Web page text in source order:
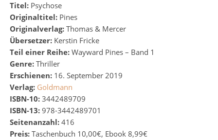
Titel: Psychose
Originaltitel: Pines
Originalverlag: Thomas & Mercer
Übersetzer: Kerstin Fricke
Teil einer Reihe: Wayward Pines – Band 1
Genre: Thriller
Erschienen: 16. September 2019
Verlag: Goldmann
ISBN-10: 3442489709
ISBN-13: 978-3442489701
Seitenanzahl: 416
Preis: Taschenbuch 10,00€, Ebook 8,99€